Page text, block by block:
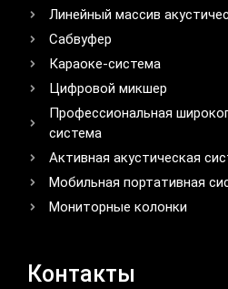
Линейный массив
Сабвуфер
Караоке-система
Цифровой микшер
Профессиональная
система
Активная акустическая
Мобильная портативная
Мониторные колонки
Контакты